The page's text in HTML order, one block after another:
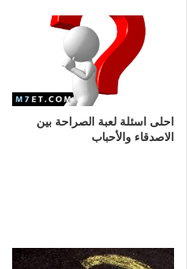
احلى اسئلة لعبة الصراحة بين
الاصدقاء والأحباب